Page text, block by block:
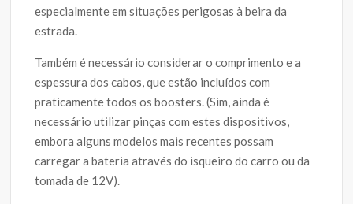
especialmente em situações perigosas à beira da
estrada.
Também é necessário considerar o comprimento e a
espessura dos cabos, que estão incluídos com
praticamente todos os boosters. (Sim, ainda é
necessário utilizar pinças com estes dispositivos,
embora alguns modelos mais recentes possam
carregar a bateria através do isqueiro do carro ou da
tomada de 12V).